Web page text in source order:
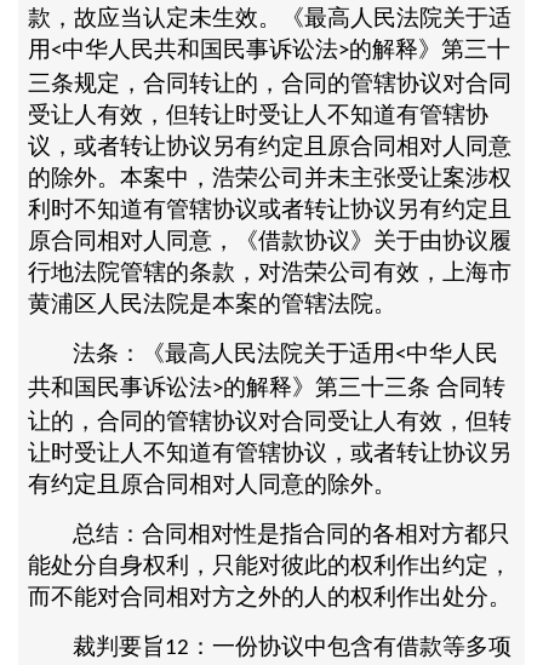
款，故应当认定未生效。《最高人民法院关于适
用<中华人民共和国民事诉讼法>的解释》第三十
三条规定，合同转让的，合同的管辖协议对合同
受让人有效，但转让时受让人不知道有管辖协
议，或者转让协议另有约定且原合同相对人同意
的除外。本案中，浩荣公司并未主张受让案涉权
利时不知道有管辖协议或者转让协议另有约定且
原合同相对人同意，《借款协议》关于由协议履
行地法院管辖的条款，对浩荣公司有效，上海市
黄浦区人民法院是本案的管辖法院。
法条：《最高人民法院关于适用<中华人民
共和国民事诉讼法>的解释》第三十三条 合同转
让的，合同的管辖协议对合同受让人有效，但转
让时受让人不知道有管辖协议，或者转让协议另
有约定且原合同相对人同意的除外。
总结：合同相对性是指合同的各相对方都只
能处分自身权利，只能对彼此的权利作出约定，
而不能对合同相对方之外的人的权利作出处分。
裁判要旨12 ：一份协议中包含有借款等多项